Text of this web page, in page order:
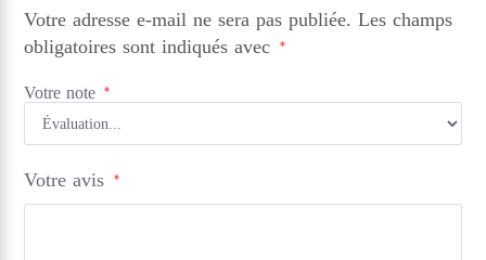
Votre adresse e-mail ne sera pas publiée. Les champs
obligatoires sont indiqués avec *
Votre note *
Votre avis *